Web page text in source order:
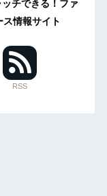
チできる！ファ
情報サイト
RSS